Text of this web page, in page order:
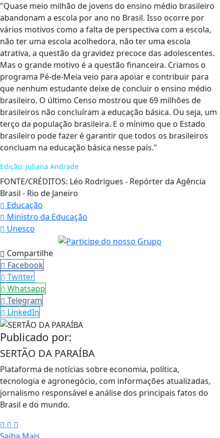
"Quase meio milhão de jovens do ensino médio brasileiro
abandonam a escola por ano no Brasil. Isso ocorre por
vários motivos como a falta de perspectiva com a escola,
não ter uma escola acolhedora, não ter uma escola
atrativa, a questão da gravidez precoce das adolescentes.
Mas o grande motivo é a questão financeira. Criamos o
programa Pé-de-Meia veio para apoiar e contribuir para
que nenhum estudante deixe de concluir o ensino médio
brasileiro. O último Censo mostrou que 69 milhões de
brasileiros não concluíram a educação básica. Ou seja, um
terço da população brasileira. E o mínimo que o Estado
brasileiro pode fazer é garantir que todos os brasileiros
concluam na educação básica nesse país."
Edição: Juliana Andrade
FONTE/CRÉDITOS: Léo Rodrigues - Repórter da Agência
Brasil - Rio de Janeiro
Educação
Ministro da Educação
Unesco
Compartilhe
Facebook
Twitter
Whatsapp
Telegram
LinkedIn
Publicado por:
SERTÃO DA PARAÍBA
Plataforma de notícias sobre economia, política,
tecnologia e agronegócio, com informações atualizadas,
jornalismo responsável e análise dos principais fatos do
Brasil e do mundo.